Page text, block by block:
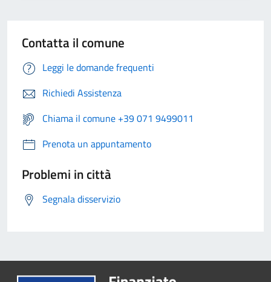
Contatta il comune
Leggi le domande frequenti
Richiedi Assistenza
Chiama il comune +39 071 9499011
Prenota un appuntamento
Problemi in città
Segnala disservizio